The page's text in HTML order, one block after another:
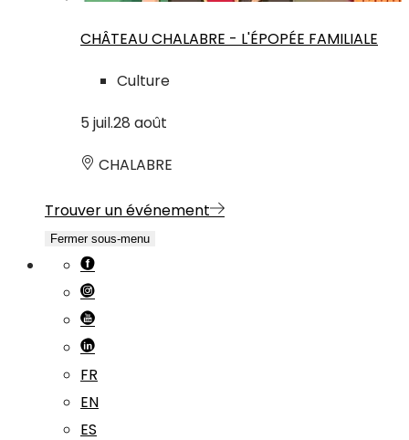
CHÂTEAU CHALABRE - L'ÉPOPÉE FAMILIALE
Culture
5 juil.28 août
CHALABRE
Trouver un événement
Fermer sous-menu
FR
EN
ES